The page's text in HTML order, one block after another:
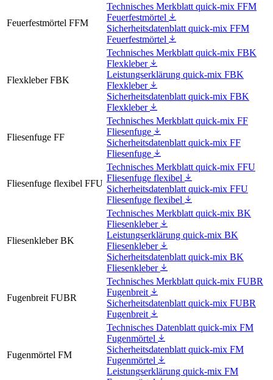
Feuerfestmörtel FFM
Technisches Merkblatt quick-mix FFM
Feuerfestmörtel
Sicherheitsdatenblatt quick-mix FFM
Feuerfestmörtel
Flexkleber FBK
Technisches Merkblatt quick-mix FBK
Flexkleber
Leistungserklärung quick-mix FBK
Flexkleber
Sicherheitsdatenblatt quick-mix FBK
Flexkleber
Fliesenfuge FF
Technisches Merkblatt quick-mix FF
Fliesenfuge
Sicherheitsdatenblatt quick-mix FF
Fliesenfuge
Fliesenfuge flexibel FFU
Technisches Merkblatt quick-mix FFU
Fliesenfuge flexibel
Sicherheitsdatenblatt quick-mix FFU
Fliesenfuge flexibel
Fliesenkleber BK
Technisches Merkblatt quick-mix BK
Fliesenkleber
Leistungserklärung quick-mix BK
Fliesenkleber
Sicherheitsdatenblatt quick-mix BK
Fliesenkleber
Fugenbreit FUBR
Technisches Merkblatt quick-mix FUBR
Fugenbreit
Sicherheitsdatenblatt quick-mix FUBR
Fugenbreit
Fugenmörtel FM
Technisches Datenblatt quick-mix FM
Fugenmörtel
Sicherheitsdatenblatt quick-mix FM
Fugenmörtel
Leistungserklärung quick-mix FM